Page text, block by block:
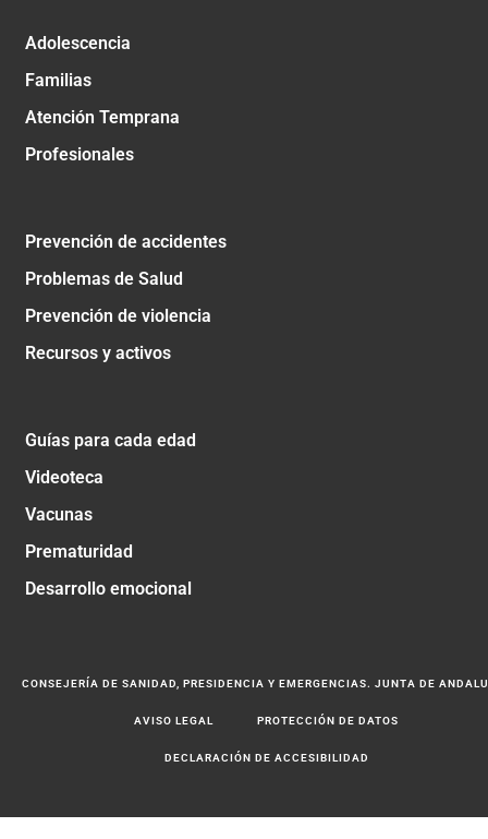
Adolescencia
Familias
Atención Temprana
Profesionales
Prevención de accidentes
Problemas de Salud
Prevención de violencia
Recursos y activos
Guías para cada edad
Videoteca
Vacunas
Prematuridad
Desarrollo emocional
CONSEJERÍA DE SANIDAD, PRESIDENCIA Y EMERGENCIAS. JUNTA DE
AVISO LEGAL PROTECCIÓN DE DATOS
DECLARACIÓN DE ACCESIBILIDAD